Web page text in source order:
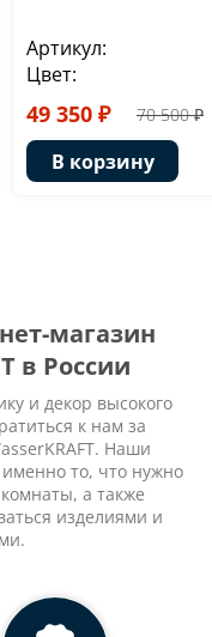
Артикул:
Цвет:
49 350 ₽ 70 500 ₽
В корзину
магазин
в России
и декор высокого
к нам за
Наши
то, что нужно
а также
изделиями и